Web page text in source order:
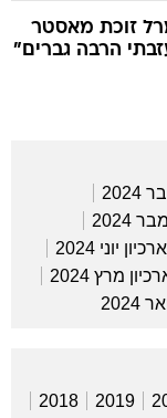
זוכת מאסטר
הרבה גברים"
2024
ארכיון יוני 2024
מרץ 2024
2019
2018